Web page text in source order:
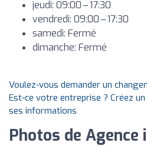
jeudi: 09:00 – 17:30
vendredi: 09:00 – 17:30
samedi: Fermé
dimanche: Fermé
Voulez-vous demander un
Est-ce votre entreprise ? Créez
ses informations
Photos de Agence